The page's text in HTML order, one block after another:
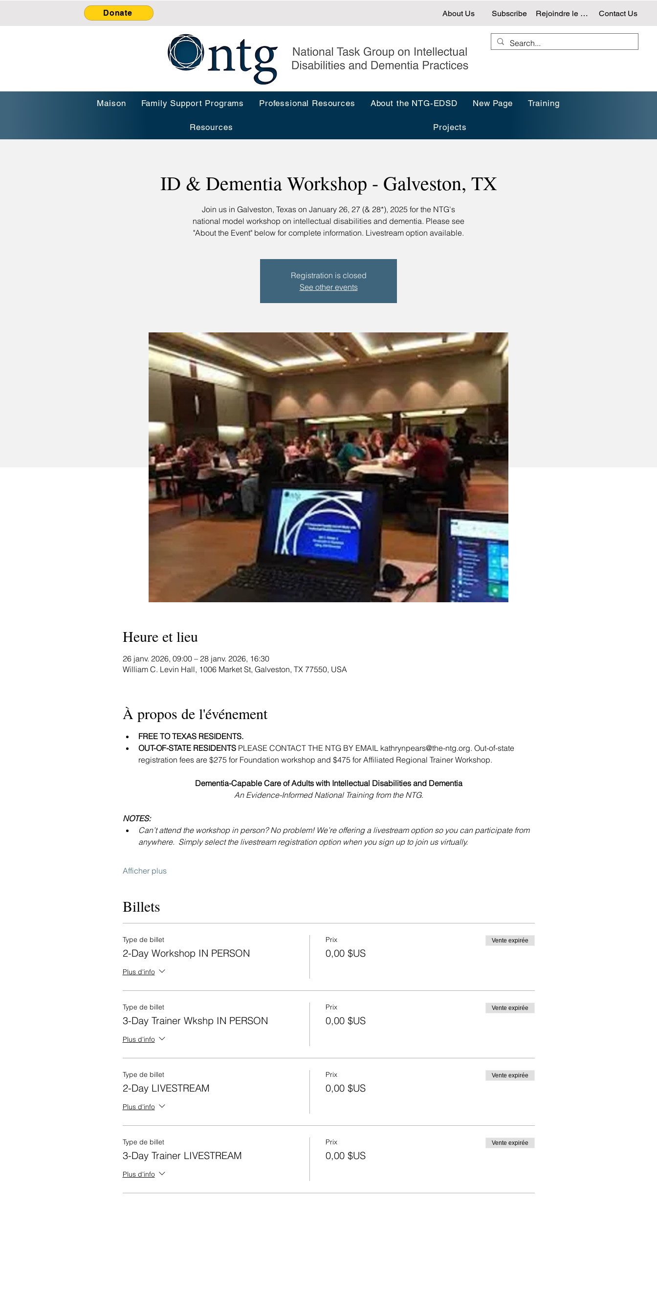
Donate About Us Subscribe Rejoindre le NTG Contact Us
Maison Family Support Programs Professional Resources About the NTG-EDSD New Page Training
Resources Projects
ID & Dementia Workshop - Galveston, TX
Join us in Galveston, Texas on January 26, 27 (& 28*), 2025 for the NTG's
national model workshop on intellectual disabilities and dementia. Please see
"About the Event" below for complete information. Livestream option available.
Registration is closed
See other events
Heure et lieu
26 janv. 2026, 09:00 – 28 janv. 2026, 16:30
William C. Levin Hall, 1006 Market St, Galveston, TX 77550, USA
À propos de l'événement
FREE TO TEXAS RESIDENTS.
OUT-OF-STATE RESIDENTS PLEASE CONTACT THE NTG BY EMAIL kathrynpears@the-ntg.org. Out-of-state
registration fees are $275 for Foundation workshop and $475 for Affiliated Regional Trainer Workshop.
Dementia-Capable Care of Adults with Intellectual Disabilities and Dementia
An Evidence-Informed National Training from the NTG.
NOTES:
Can’t attend the workshop in person? No problem! We’re offering a livestream option so you can participate from
anywhere.  Simply select the livestream registration option when you sign up to join us virtually.
Afficher plus
Billets
Type de billet
2-Day Workshop IN PERSON
Plus d'info
Prix
0,00 $US
Vente expirée
Type de billet
3-Day Trainer Wkshp IN PERSON
Plus d'info
Prix
0,00 $US
Vente expirée
Type de billet
2-Day LIVESTREAM
Plus d'info
Prix
0,00 $US
Vente expirée
Type de billet
3-Day Trainer LIVESTREAM
Plus d'info
Prix
0,00 $US
Vente expirée